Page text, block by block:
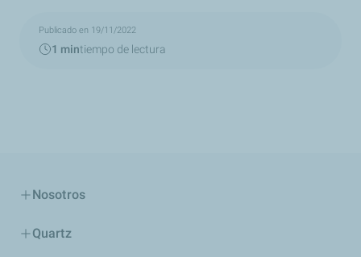
Publicado en 19/11/2022
1 mintiempo de lectura
Nosotros
Quartz